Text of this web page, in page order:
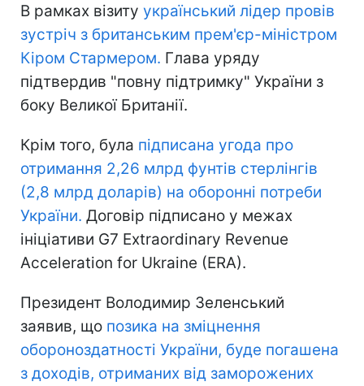
В рамках візиту український лідер провів
зустріч з британським прем'єр-міністром
Кіром Стармером. Глава уряду
підтвердив "повну підтримку" України з
боку Великої Британії.
Крім того, була підписана угода про
отримання 2,26 млрд фунтів стерлінгів
(2,8 млрд доларів) на оборонні потреби
України. Договір підписано у межах
ініціативи G7 Extraordinary Revenue
Acceleration for Ukraine (ERA).
Президент Володимир Зеленський
заявив, що позика на зміцнення
обороноздатності України, буде погашена
з доходів, отриманих від заморожених